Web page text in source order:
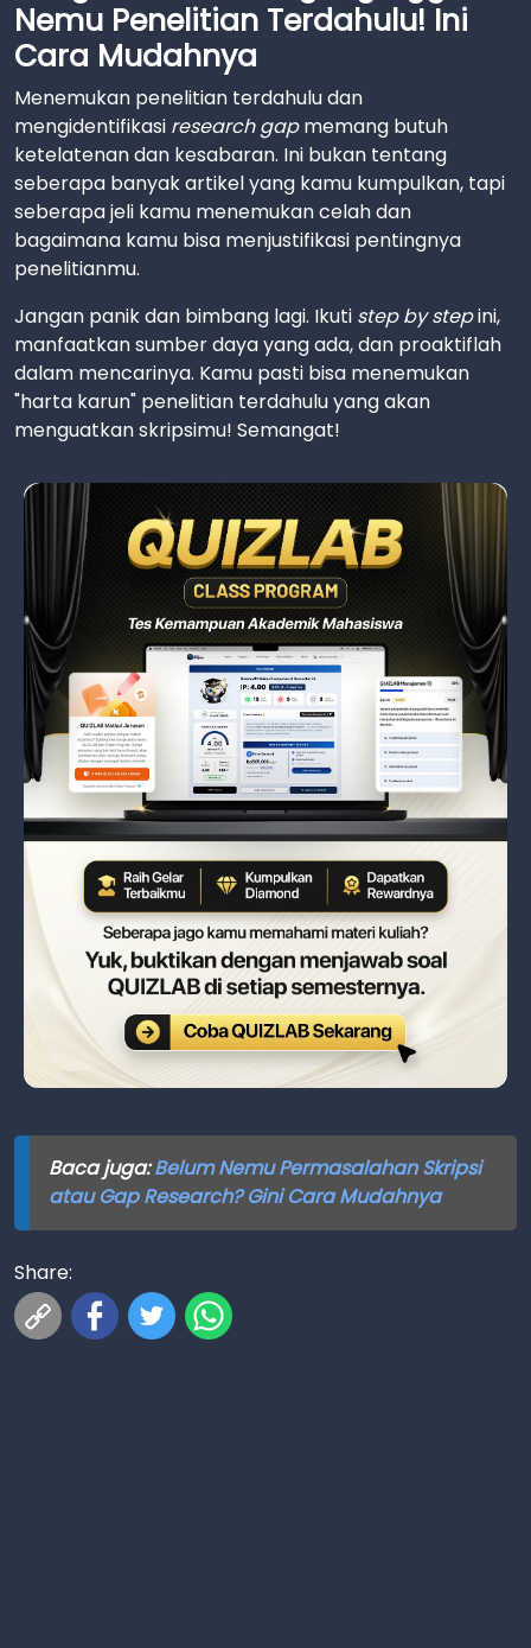
Nemu Penelitian Terdahulu! Ini
Cara Mudahnya
Menemukan penelitian terdahulu dan
mengidentifikasi research gapmemang butuh
ketelatenan dan kesabaran. Ini bukan tentang
seberapa banyak artikel yang kamu kumpulkan, tapi
seberapa jeli kamu menemukan celah dan
bagaimana kamu bisa menjustifikasi pentingnya
penelitianmu.
Jangan panik dan bimbang lagi. Ikuti step by stepini,
manfaatkan sumber daya yang ada, dan proaktiflah
dalam mencarinya. Kamu pasti bisa menemukan
"harta karun" penelitian terdahulu yang akan
menguatkan skripsimu! Semangat!
Baca juga:Belum Nemu Permasalahan Skripsi
atau Gap Research? Gini Cara Mudahnya
Share: